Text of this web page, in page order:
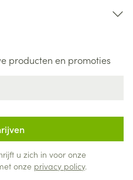
producten en promoties
u zich in voor onze
onze privacy policy.